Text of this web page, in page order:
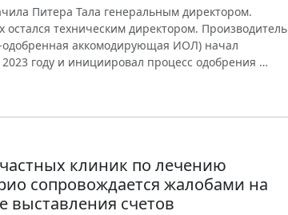
Питера Тала генеральным директором.
техническим директором. Производитель
одобренная аккомодирующая ИОЛ) начал
году и инициировал процесс одобрения …
клиник по лечению
сопровождается жалобами на
выставления счетов